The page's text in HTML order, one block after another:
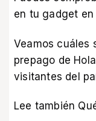
en tu gadget en
Veamos cuáles
prepago de
visitantes del
Lee también